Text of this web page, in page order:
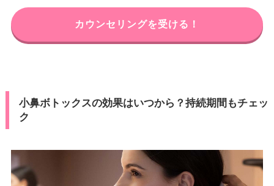
カウンセリングを受ける！
小鼻ボトックスの効果はいつから？持続期間もチェッ
ク